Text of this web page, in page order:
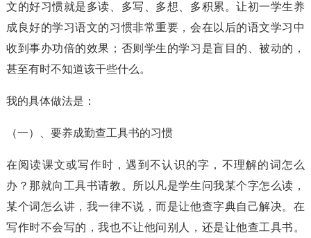
文的好习惯就是多读、多写、多想、多积累。让初一学生养
成良好的学习语文的习惯非常重要，会在以后的语文学习中
收到事办功倍的效果；否则学生的学习是盲目的、被动的，
甚至有时不知道该干些什么。
我的具体做法是：
（一）、要养成勤查工具书的习惯
在阅读课文或写作时，遇到不认识的字，不理解的词怎么
办？那就向工具书请教。所以凡是学生问我某个字怎么读，
某个词怎么讲，我一律不说，而是让他查字典自己解决。在
写作时不会写的，我也不让他问别人，还是让他查工具书。